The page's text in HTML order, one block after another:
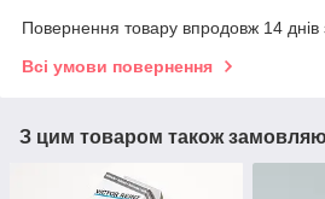
Повернення товару впродовж 14 днів
Всі умови повернення
З цим товаром також